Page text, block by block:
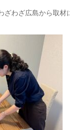
ざわざ広島から取材